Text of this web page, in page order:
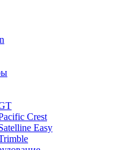
Crest
Easy